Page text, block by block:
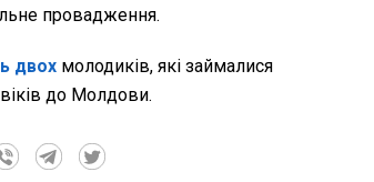
провадження.
двох молодиків, які займалися
до Молдови.